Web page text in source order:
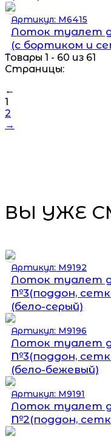
Артикул: М6415
Лоток туалет
(с бортиком и
Товары 1 - 60 из 61
Страницы:
←
1
2
→
ВЫ УЖЕ
Артикул: М9192
Лоток туалет
№3(поддон,
(бело-серый)
Артикул: М9196
Лоток туалет
№3(поддон,
(бело-бежевый)
Артикул: М9191
Лоток туалет
№2(поддон,